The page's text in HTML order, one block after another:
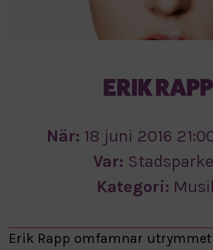
ERIK RAPP
När: 18 juni 2016
Var:
Kategori:
Erik Rapp omfamnar